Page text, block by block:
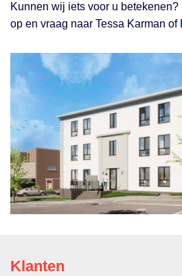
Kunnen wij iets voor u
op en vraag naar Tessa Karman of
Klanten